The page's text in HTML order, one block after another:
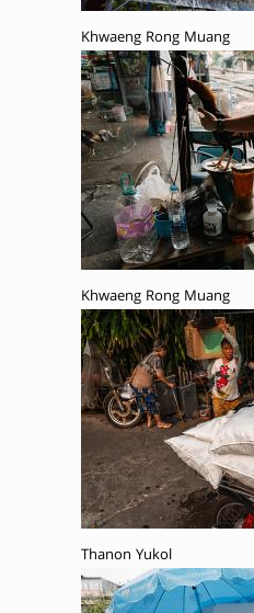
Khwaeng Rong Muang
Khwaeng Rong Muang
Thanon Yukol